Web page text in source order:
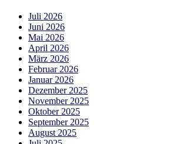
Juli 2026
Juni 2026
Mai 2026
April 2026
März 2026
Februar 2026
Januar 2026
Dezember 2025
November 2025
Oktober 2025
September 2025
August 2025